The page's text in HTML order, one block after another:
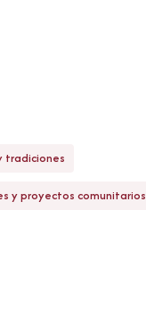
tradiciones
y proyectos comunitarios